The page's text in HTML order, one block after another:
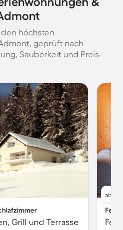
höchsten
geprüft nach
Sauberkeit und Preis-
Grill und Terrasse
ab